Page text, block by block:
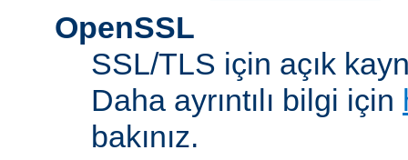
OpenSSL
SSL/TLS için açık
Daha ayrıntılı bilgi için
bakınız.